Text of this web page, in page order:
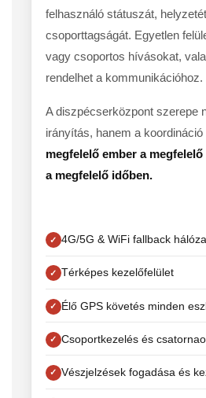
felhasználó státuszát,
csoporttagságát. Egyetlen
vagy csoportos hívásokat,
rendelhet a kommunikációhoz.
A diszpécserközpont szerepe
irányítás, hanem a
megfelelő ember a
a megfelelő időben.
4G/5G & WiFi fallback
Térképes kezelőfelület
Élő GPS követés minden
Csoportkezelés és
Vészjelzések fogadása és